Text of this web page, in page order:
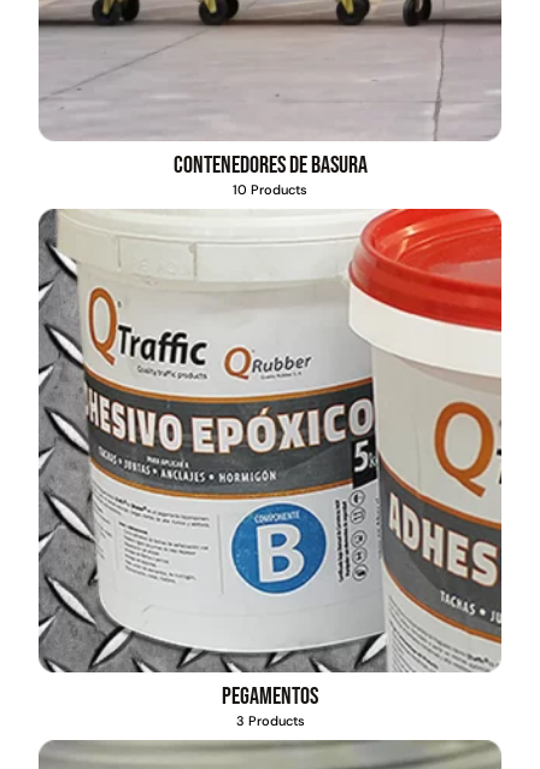
Contenedores de basura
10 Products
Pegamentos
3 Products